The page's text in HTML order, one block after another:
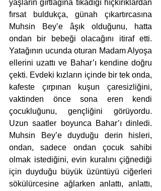
yaşların gırtlağına tıkadığı hıçkırıklardan
fırsat buldukça, günah çıkartırcasına
Muhsin Bey’e âşık olduğunu, hatta
ondan bir bebeği olacağını itiraf etti.
Yatağının ucunda oturan Madam Alyoşa
ellerini uzattı ve Bahar’ı kendine doğru
çekti. Evdeki kızların içinde bir tek onda,
kafeste çırpınan kuşun çaresizliğini,
vaktinden önce sona eren kendi
çocukluğunu, gençliğini görüyordu.
Uzun saatler boyunca Bahar’ı dinledi.
Muhsin Bey’e duyduğu derin hisleri,
ondan, sadece ondan çocuk sahibi
olmak istediğini, evin kuralını çiğnediği
için duyduğu büyük üzüntüyü ciğerleri
sökülürcesine ağlarken anlattı, anlattı,